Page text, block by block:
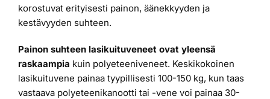
korostuvat erityisesti painon, äänekkyyden ja
kestävyyden suhteen.
Painon suhteen lasikuituveneet ovat yleensä
raskaampia kuin polyeteeniveneet. Keskikokoinen
lasikuituvene painaa tyypillisesti 100-150 kg, kun taas
vastaava polyeteenikanootti tai -vene voi painaa 30-